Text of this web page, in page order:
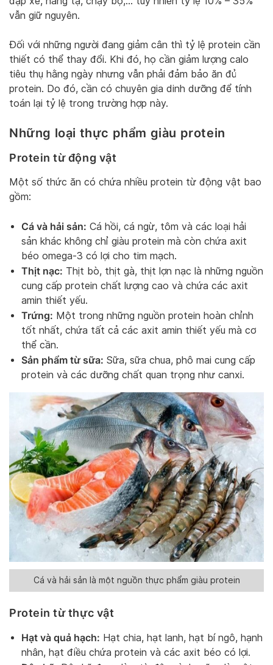
vẫn giữ nguyên.
Đối với những người đang giảm cân thì tỷ lệ protein cần
thiết có thể thay đổi. Khi đó, họ cần giảm lượng calo
tiêu thụ hằng ngày nhưng vẫn phải đảm bảo ăn đủ
protein. Do đó, cần có chuyên gia dinh dưỡng để tính
toán lại tỷ lệ trong trường hợp này.
Những loại thực phẩm giàu protein
Protein từ động vật
Một số thức ăn có chứa nhiều protein từ động vật bao
gồm:
Cá và hải sản: Cá hồi, cá ngừ, tôm và các loại hải
sản khác không chỉ giàu protein mà còn chứa axit
béo omega-3 có lợi cho tim mạch.
Thịt nạc: Thịt bò, thịt gà, thịt lợn nạc là những nguồn
cung cấp protein chất lượng cao và chứa các axit
amin thiết yếu.
Trứng: Một trong những nguồn protein hoàn chỉnh
tốt nhất, chứa tất cả các axit amin thiết yếu mà cơ
thể cần.
Sản phẩm từ sữa: Sữa, sữa chua, phô mai cung cấp
protein và các dưỡng chất quan trọng như canxi.
Cá và hải sản là một nguồn thực phẩm giàu protein
Protein từ thực vật
Hạt và quả hạch: Hạt chia, hạt lanh, hạt bí ngô, hạnh
nhân, hạt điều chứa protein và các axit béo có lợi.